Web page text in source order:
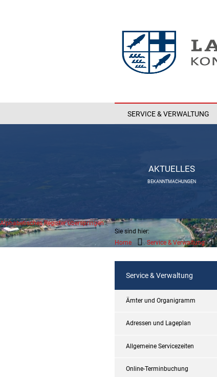
SERVICE & VERWALTUNG
AKTUELLES
BEKANNTMACHUNGEN
Sie sind hier:
Home
Service & Verwaltung
Service & Verwaltung
Ämter und Organigramm
Adressen und Lageplan
Allgemeine Servicezeiten
Online-Terminbuchung
Alphabetisches Register überspringen